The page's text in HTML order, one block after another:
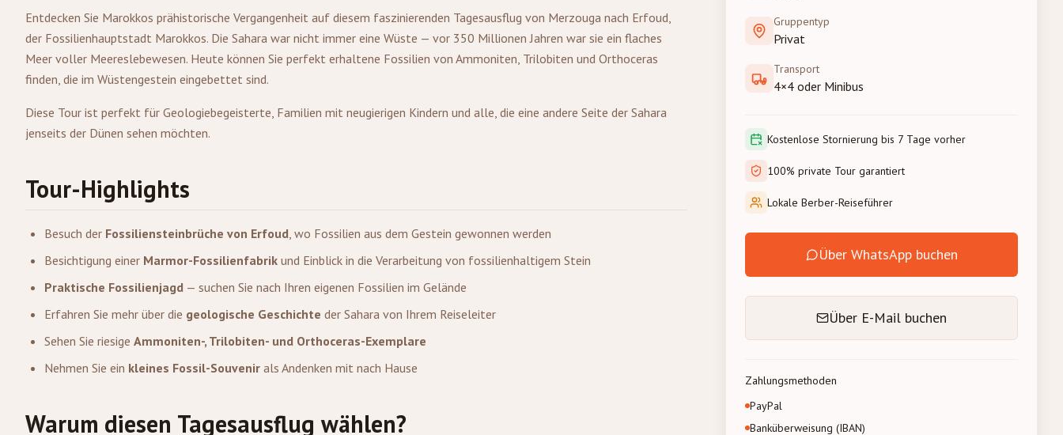
Entdecken Sie Marokkos prähistorische Vergangenheit auf diesem faszinierenden Tagesausflug von Merzouga nach Erfoud,
der Fossilienhauptstadt Marokkos. Die Sahara war nicht immer eine Wüste — vor 350 Millionen Jahren war sie ein flaches
Meer voller Meereslebewesen. Heute können Sie perfekt erhaltene Fossilien von Ammoniten, Trilobiten und Orthoceras
finden, die im Wüstengestein eingebettet sind.
Diese Tour ist perfekt für Geologiebegeisterte, Familien mit neugierigen Kindern und alle, die eine andere Seite der Sahara
jenseits der Dünen sehen möchten.
Tour-Highlights
Besuch der Fossiliensteinbrüche von Erfoud, wo Fossilien aus dem Gestein gewonnen werden
Besichtigung einer Marmor-Fossilienfabrik und Einblick in die Verarbeitung von fossilienhaltigem Stein
Praktische Fossilienjagd — suchen Sie nach Ihren eigenen Fossilien im Gelände
Erfahren Sie mehr über die geologische Geschichte der Sahara von Ihrem Reiseleiter
Sehen Sie riesige Ammoniten-, Trilobiten- und Orthoceras-Exemplare
Nehmen Sie ein kleines Fossil-Souvenir als Andenken mit nach Hause
Warum diesen Tagesausflug wählen?
Gruppentyp
Privat
Transport
4×4 oder Minibus
Kostenlose Stornierung bis 7 Tage vorher
100% private Tour garantiert
Lokale Berber-Reiseführer
Über WhatsApp buchen
Über E-Mail buchen
Zahlungsmethoden
PayPal
Banküberweisung (IBAN)